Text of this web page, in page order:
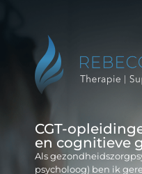
CGT-
en cognitieve
Als
psycholoog) ben ik